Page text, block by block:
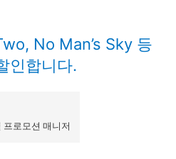
No Man’s Sky 등
인합니다.
프로모션 매니저